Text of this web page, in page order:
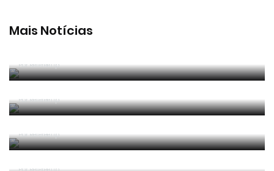
Mais Notícias
Por RefereeTip
João Pinheiro nomeado pela FIFA para o Mundial
Por RefereeTip
APAF espera que câmaras corporais possam
Por RefereeTip
Vídeo: árbitro assistente ensina Calafiori a... fazer